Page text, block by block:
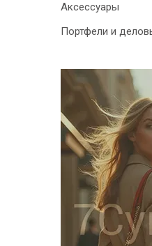
Аксессуары
Портфели и